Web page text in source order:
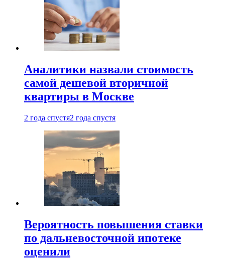
Аналитики назвали стоимость
самой дешевой вторичной
квартиры в Москве
2 года спустя2 года спустя
Вероятность повышения ставки
по дальневосточной ипотеке
оценили